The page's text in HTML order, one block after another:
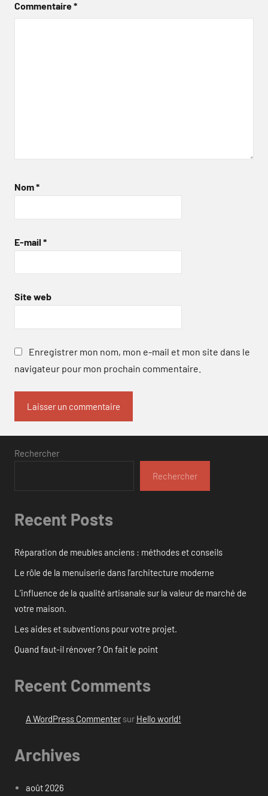
Commentaire*
Nom*
E-mail *
Site web
Enregistrer mon nom, mon e-mail et mon site dans le
navigateur pour mon prochain commentaire.
Rechercher
Rechercher
Recent Posts
Réparation de meubles anciens : méthodes et conseils
Le rôle de la menuiserie dans l’architecture moderne
L’influence de la qualité artisanale sur la valeur de marché de
votre maison.
Les aides et subventions pour votre projet.
Quand faut-il rénover ? On fait le point
Recent Comments
A WordPress Commentersur Hello world!
Archives
août 2026